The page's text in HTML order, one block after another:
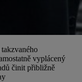
vyplácený
činit přibližně